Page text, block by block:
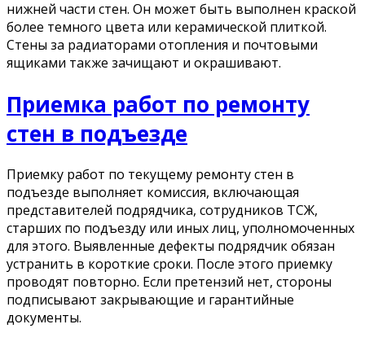
нижней части стен. Он может быть выполнен краской
более темного цвета или керамической плиткой.
Стены за радиаторами отопления и почтовыми
ящиками также зачищают и окрашивают.
Приемка работ по ремонту
стен в подъезде
Приемку работ по текущему ремонту стен в
подъезде выполняет комиссия, включающая
представителей подрядчика, сотрудников ТСЖ,
старших по подъезду или иных лиц, уполномоченных
для этого. Выявленные дефекты подрядчик обязан
устранить в короткие сроки. После этого приемку
проводят повторно. Если претензий нет, стороны
подписывают закрывающие и гарантийные
документы.